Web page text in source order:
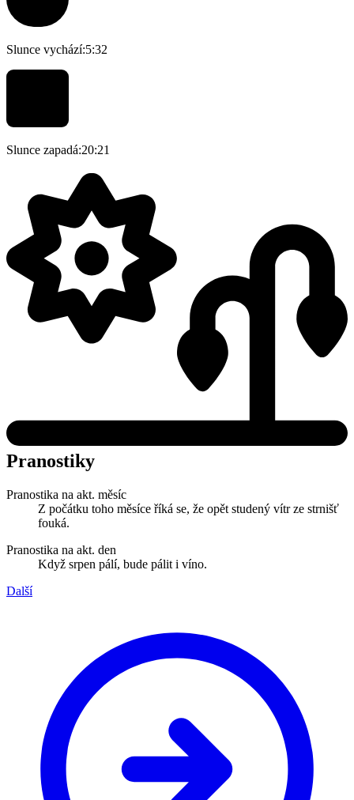
Slunce vychází:5:32
Slunce zapadá:20:21
Pranostiky
Pranostika na akt. měsíc
Z počátku toho měsíce říká se, že opět studený vítr ze strnišť
fouká.
Pranostika na akt. den
Když srpen pálí, bude pálit i víno.
Další